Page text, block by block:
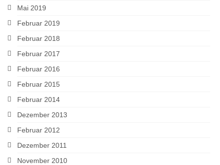
Mai 2019
Februar 2019
Februar 2018
Februar 2017
Februar 2016
Februar 2015
Februar 2014
Dezember 2013
Februar 2012
Dezember 2011
November 2010